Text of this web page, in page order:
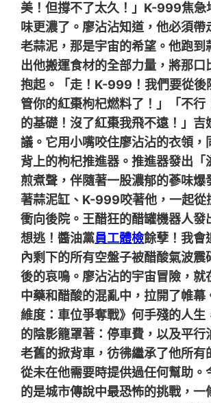
美！但撐不了太久！」K-999焦急
味更濃了。廖沾沾知道，他必須帶
老蒜泥，那是宇宙的希望。他跑到
出他搬運食材的全部力量，將那口
抱起。「走！K-999！我們要從後
管你的紅棗枸杞燃料了！」「不行
的基礎！沒了紅棗我飛不遠！」吉
議。它用小嘴咬住廖沾沾的衣領，
背上的枸杞推進器。推進器發出「
煎煮聲，伴隨著一股濃郁的蔘味爆
著蒜泥缸、K-999咬著他，一起從
衝向後院。王醋狂的醋罐機器人發
想逃！醬油黨員工體檢餘孽！我會
內剩下的所有空盤子被醋酸氣波震
後的哀鳴。廖沾沾的宇宙冒險，就
中藥和醋酸的混亂中，拉開了帷幕
維度：車位爭奪戰》何手殘的人生
的陰影籠罩著：停車費，以及平行
老舊的掀背車，彷彿繼承了他所有
從未在他需要時提供過任何幫助。
的是城市傳說中最恐怖的挑戰，一